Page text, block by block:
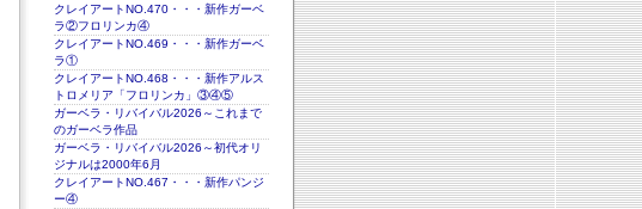
クレイアートNO.470・・・新作ガーベ
ラ②フロリンカ④
クレイアートNO.469・・・新作ガーベ
ラ①
クレイアートNO.468・・・新作アルス
トロメリア「フロリンカ」③④⑤
ガーベラ・リバイバル2026～これまで
のガーベラ作品
ガーベラ・リバイバル2026～初代オリ
ジナルは2000年6月
クレイアートNO.467・・・新作パンジ
ー④